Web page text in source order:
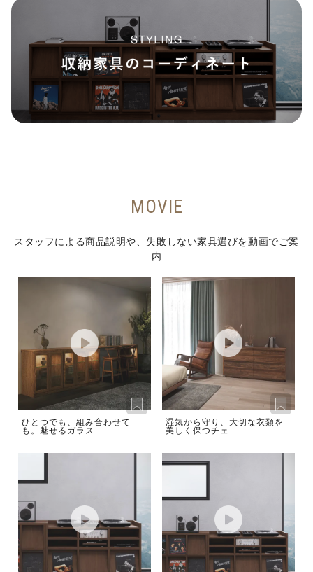
MOVIE
スタッフによる商品説明や、失敗しない家具選びを動画でご案
内
ひとつでも、組み合わせて
も。魅せるガラス...
湿気から守り、大切な衣類を
美しく保つチェ...